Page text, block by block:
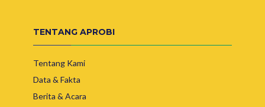
TENTANG APROBI
Tentang Kami
Data & Fakta
Berita & Acara